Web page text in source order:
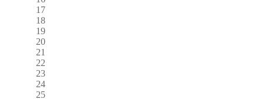
17
18
19
20
21
22
23
24
25